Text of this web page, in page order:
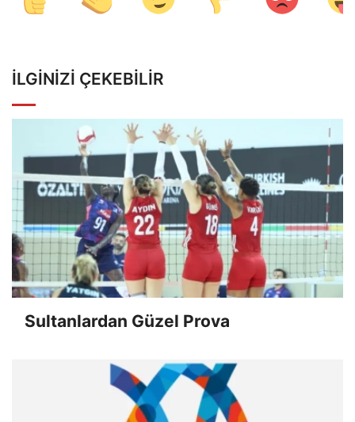
İLGINIZI ÇEKEBILIR
Sultanlardan Güzel Prova